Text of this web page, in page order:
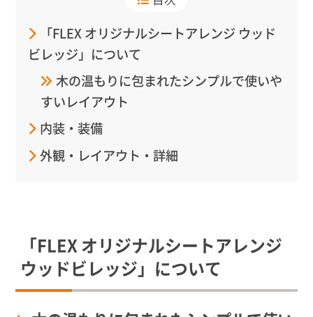
「FLEX オリジナルシートアレンジ ウッド
ビレッジ」について
木の温もりに包まれたシンプルで使いや
すいレイアウト
内装・装備
外観・レイアウト・詳細
「FLEX オリジナルシートアレンジ
ウッドビレッジ」について